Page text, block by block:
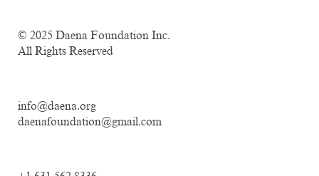
© 2025 Daena Foundation Inc.
All Rights Reserved
info@daena.org
daenafoundation@gmail.com